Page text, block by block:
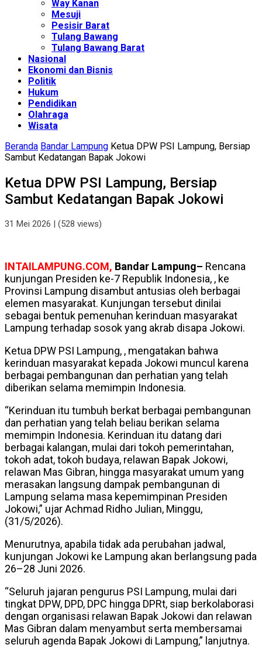
Way Kanan
Mesuji
Pesisir Barat
Tulang Bawang
Tulang Bawang Barat
Nasional
Ekonomi dan Bisnis
Politik
Hukum
Pendidikan
Olahraga
Wisata
Beranda Bandar Lampung Ketua DPW PSI Lampung, Bersiap
Sambut Kedatangan Bapak Jokowi
Ketua DPW PSI Lampung, Bersiap
Sambut Kedatangan Bapak Jokowi
31 Mei 2026 | (528 views)
INTAILAMPUNG.COM, Bandar Lampung– Rencana
kunjungan Presiden ke-7 Republik Indonesia, , ke
Provinsi Lampung disambut antusias oleh berbagai
elemen masyarakat. Kunjungan tersebut dinilai
sebagai bentuk pemenuhan kerinduan masyarakat
Lampung terhadap sosok yang akrab disapa Jokowi.
Ketua DPW PSI Lampung, , mengatakan bahwa
kerinduan masyarakat kepada Jokowi muncul karena
berbagai pembangunan dan perhatian yang telah
diberikan selama memimpin Indonesia.
“Kerinduan itu tumbuh berkat berbagai pembangunan
dan perhatian yang telah beliau berikan selama
memimpin Indonesia. Kerinduan itu datang dari
berbagai kalangan, mulai dari tokoh pemerintahan,
tokoh adat, tokoh budaya, relawan Bapak Jokowi,
relawan Mas Gibran, hingga masyarakat umum yang
merasakan langsung dampak pembangunan di
Lampung selama masa kepemimpinan Presiden
Jokowi,” ujar Achmad Ridho Julian, Minggu,
(31/5/2026).
Menurutnya, apabila tidak ada perubahan jadwal,
kunjungan Jokowi ke Lampung akan berlangsung pada
26–28 Juni 2026.
“Seluruh jajaran pengurus PSI Lampung, mulai dari
tingkat DPW, DPD, DPC hingga DPRt, siap berkolaborasi
dengan organisasi relawan Bapak Jokowi dan relawan
Mas Gibran dalam menyambut serta membersamai
seluruh agenda Bapak Jokowi di Lampung,” lanjutnya.